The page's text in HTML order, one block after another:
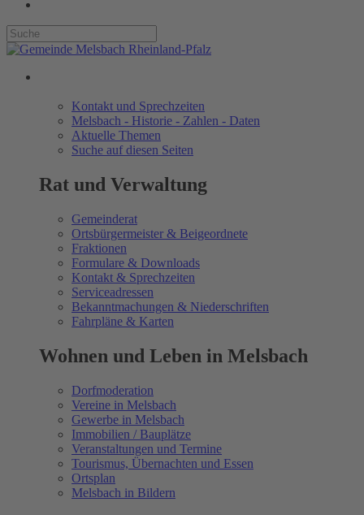
Kontakt und Sprechzeiten
Melsbach - Historie - Zahlen - Daten
Aktuelle Themen
Suche auf diesen Seiten
Rat und Verwaltung
Gemeinderat
Ortsbürgermeister & Beigeordnete
Fraktionen
Formulare & Downloads
Kontakt & Sprechzeiten
Serviceadressen
Bekanntmachungen & Niederschriften
Fahrpläne & Karten
Wohnen und Leben in Melsbach
Dorfmoderation
Vereine in Melsbach
Gewerbe in Melsbach
Immobilien / Bauplätze
Veranstaltungen und Termine
Tourismus, Übernachten und Essen
Ortsplan
Melsbach in Bildern